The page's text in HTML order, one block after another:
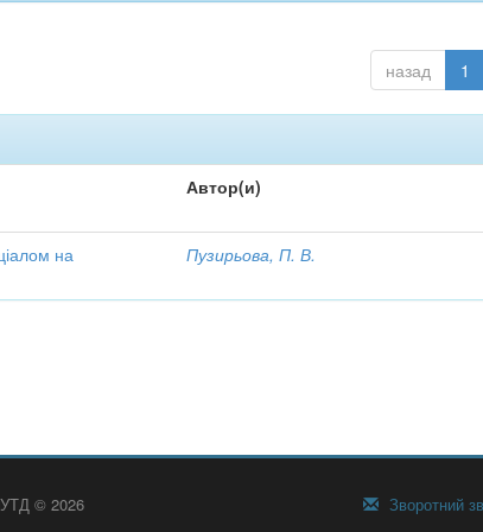
назад 1
Автор(и)
на
Пузирьова, П. В.
© 2026 Зворотний